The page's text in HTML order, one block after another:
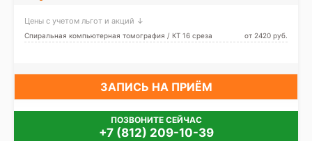
Цены с учетом льгот и акций ↓
Спиральная компьютерная томография / КТ 16 среза от 2420 pуб.
ЗАПИСЬ НА ПРИЁМ
ПОЗВОНИТЕ СЕЙЧАС
+7 (812) 209-10-39